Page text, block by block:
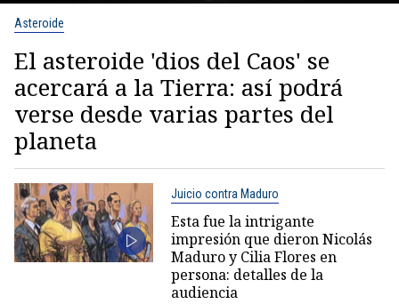
Asteroide
El asteroide 'dios del Caos' se
acercará a la Tierra: así podrá
verse desde varias partes del
planeta
Juicio contra Maduro
Esta fue la intrigante
impresión que dieron Nicolás
Maduro y Cilia Flores en
persona: detalles de la
audiencia